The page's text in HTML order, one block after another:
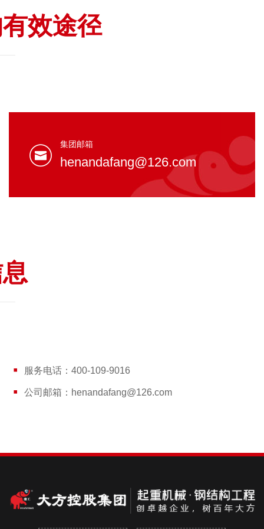
效途径
集团邮箱
henandafang@126.com
服务电话：400-109-9016
公司邮箱：henandafang@126.com